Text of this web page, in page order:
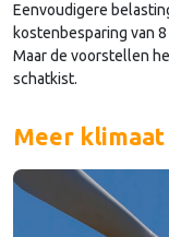
Eenvoudigere
kostenbesparing van
Maar de voorstellen
schatkist.
Meer klimaat